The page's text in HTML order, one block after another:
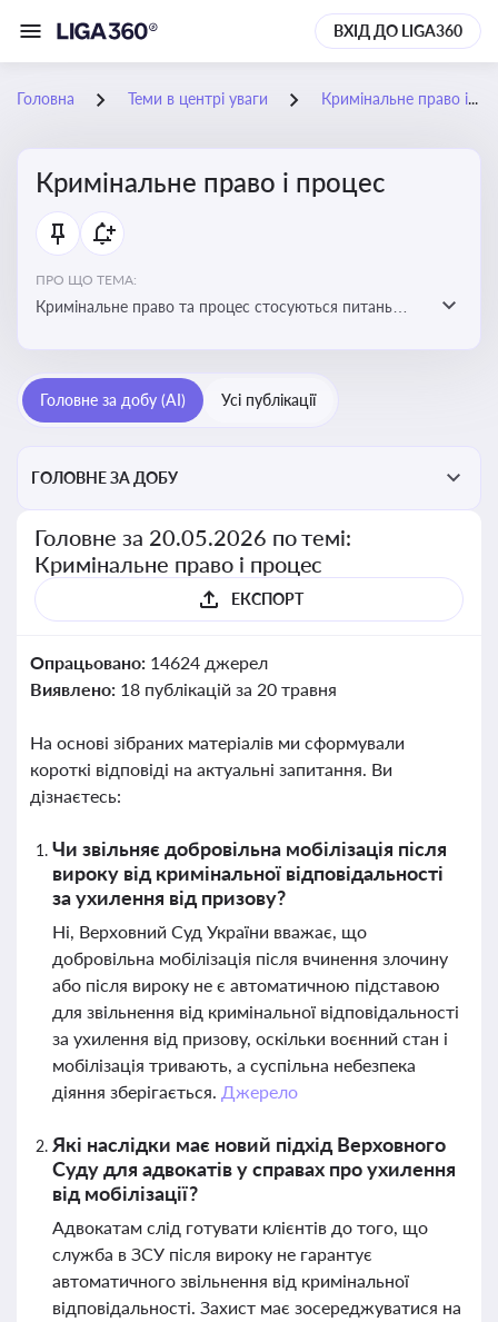
ВХІД ДО LIGA360
Головна Теми в центрі уваги Кримінальне право і процес
Кримінальне право і процес
ПРО ЩО ТЕМА:
Кримінальне право та процес стосуються питань
Головне за добу (AI) Усі публікації
ГОЛОВНЕ ЗА ДОБУ
Головне за 20.05.2026 по темі:
Кримінальне право і процес
ЕКСПОРТ
Опрацьовано: 14624 джерел
Виявлено: 18 публікацій за 20 травня
На основі зібраних матеріалів ми сформували
короткі відповіді на актуальні запитання. Ви
дізнаєтесь:
Чи звільняє добровільна мобілізація після
вироку від кримінальної відповідальності
за ухилення від призову?
Ні, Верховний Суд України вважає, що
добровільна мобілізація після вчинення злочину
або після вироку не є автоматичною підставою
для звільнення від кримінальної відповідальності
за ухилення від призову, оскільки воєнний стан і
мобілізація тривають, а суспільна небезпека
діяння зберігається. Джерело
Які наслідки має новий підхід Верховного
Суду для адвокатів у справах про ухилення
від мобілізації?
Адвокатам слід готувати клієнтів до того, що
служба в ЗСУ після вироку не гарантує
автоматичного звільнення від кримінальної
відповідальності. Захист має зосереджуватися на